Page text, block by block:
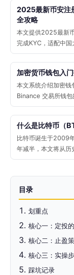
2025最新币安注
全攻略
本文提供2025最新
完成KYC，适配中国
加密货币钱包入
本文系统介绍加密钱
Binance 交易所钱包
什么是比特币（
比特币诞生于2009
年减半，本文将从历
目录
划重点
核心一：定投
核心二：止盈
核心三：实操
踩坑记录